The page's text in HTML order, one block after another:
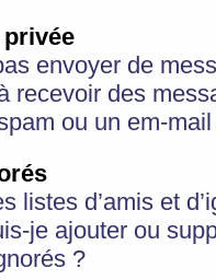
privée
envoyer de
recevoir des
ou un em-
listes d’amis et
je ajouter ou
?